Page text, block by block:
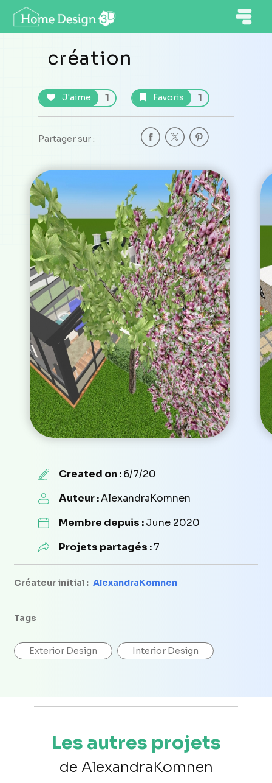
création
J'aime 1 Favoris 1
Partager sur :
Created on :6/7/20
Auteur :AlexandraKomnen
Membre depuis :June 2020
Projets partagés :7
Créateur initial : AlexandraKomnen
Tags
Exterior Design Interior Design
Les autres projets
de AlexandraKomnen